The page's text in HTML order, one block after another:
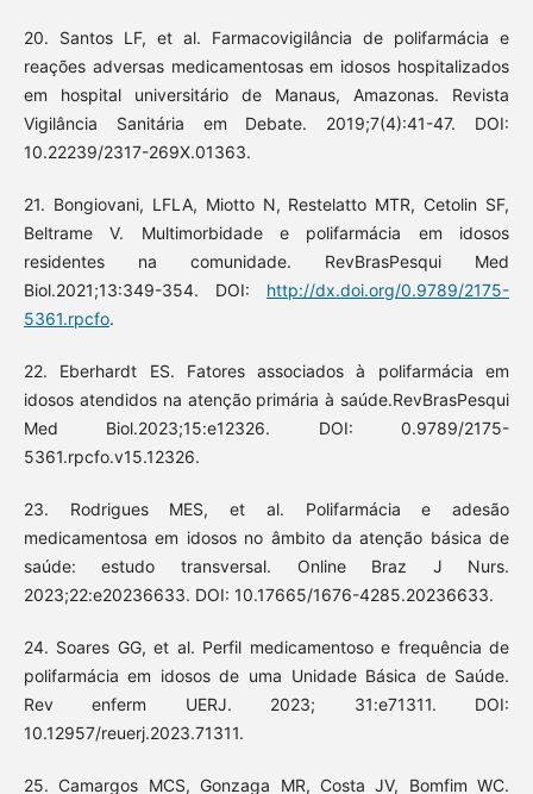
20. Santos LF, et al. Farmacovigilância de polifarmácia e
reações adversas medicamentosas em idosos hospitalizados
em hospital universitário de Manaus, Amazonas. Revista
Vigilância Sanitária em Debate. 2019;7(4):41-47. DOI:
10.22239/2317-269X.01363.
21. Bongiovani, LFLA, Miotto N, Restelatto MTR, Cetolin SF,
Beltrame V. Multimorbidade e polifarmácia em idosos
residentes na comunidade. RevBrasPesqui Med
Biol.2021;13:349-354. DOI: http://dx.doi.org/0.9789/2175-
5361.rpcfo.
22. Eberhardt ES. Fatores associados à polifarmácia em
idosos atendidos na atenção primária à saúde.RevBrasPesqui
Med Biol.2023;15:e12326. DOI: 0.9789/2175-
5361.rpcfo.v15.12326.
23. Rodrigues MES, et al. Polifarmácia e adesão
medicamentosa em idosos no âmbito da atenção básica de
saúde: estudo transversal. Online Braz J Nurs.
2023;22:e20236633. DOI: 10.17665/1676-4285.20236633.
24. Soares GG, et al. Perfil medicamentoso e frequência de
polifarmácia em idosos de uma Unidade Básica de Saúde.
Rev enferm UERJ. 2023; 31:e71311. DOI:
10.12957/reuerj.2023.71311.
25. Camargos MCS, Gonzaga MR, Costa JV, Bomfim WC.